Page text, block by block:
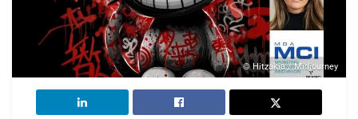
© Hitzakia / Midjourney